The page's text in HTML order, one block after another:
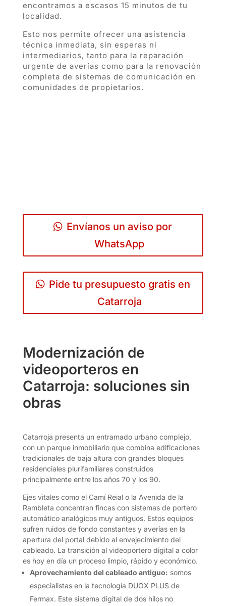
encontramos a escasos 15 minutos de tu
localidad.
Esto nos permite ofrecer una asistencia
técnica inmediata, sin esperas ni
intermediarios, tanto para la reparación
urgente de averías como para la renovación
completa de sistemas de comunicación en
comunidades de propietarios.
Envíanos un aviso por
WhatsApp
Pide tu presupuesto gratis en
Catarroja
Modernización de
videoporteros en
Catarroja: soluciones sin
obras
Catarroja presenta un entramado urbano complejo,
con un parque inmobiliario que combina edificaciones
tradicionales de baja altura con grandes bloques
residenciales plurifamiliares construidos
principalmente entre los años 70 y los 90.
Ejes vitales como el Camí Reial o la Avenida de la
Rambleta concentran fincas con sistemas de portero
automático analógicos muy antiguos. Estos equipos
sufren ruidos de fondo constantes y averías en la
apertura del portal debido al envejecimiento del
cableado. La transición al videoportero digital a color
es hoy en día un proceso limpio, rápido y económico.
Aprovechamiento del cableado antiguo: somos
especialistas en la tecnología DUOX PLUS de
Fermax. Este sistema digital de dos hilos no